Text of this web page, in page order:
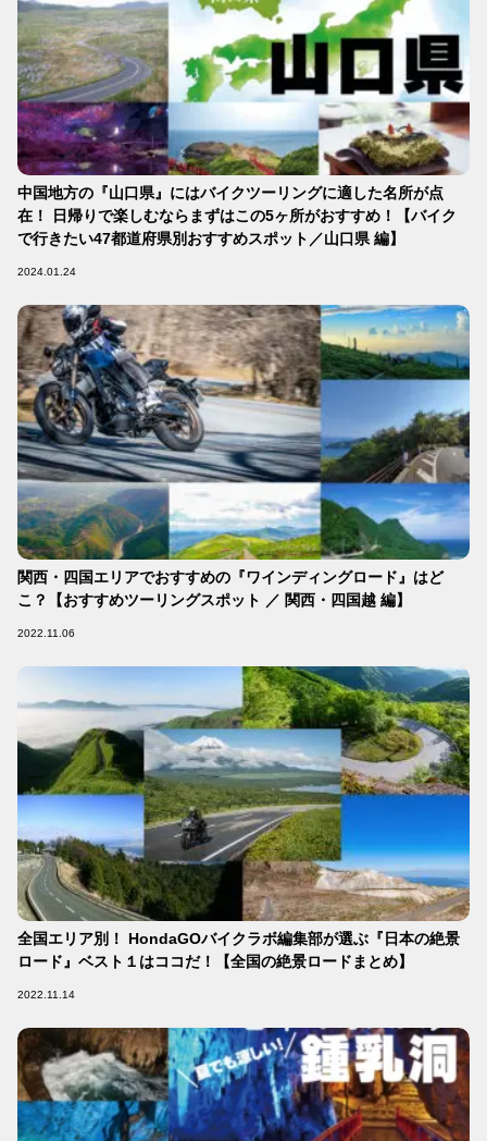
中国地方の『山口県』にはバイクツーリングに適した名所が点
在！ 日帰りで楽しむならまずはこの5ヶ所がおすすめ！【バイク
で行きたい47都道府県別おすすめスポット／山口県 編】
2024.01.24
関西・四国エリアでおすすめの『ワインディングロード』はど
こ？【おすすめツーリングスポット ／ 関西・四国越 編】
2022.11.06
全国エリア別！ HondaGOバイクラボ編集部が選ぶ『日本の絶景
ロード』ベスト１はココだ！【全国の絶景ロードまとめ】
2022.11.14